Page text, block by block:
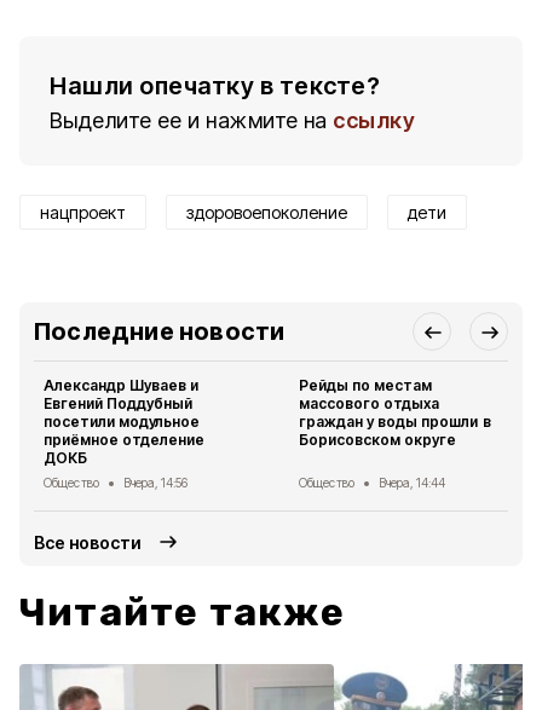
Нашли опечатку в тексте?
Выделите ее и нажмите на ссылку
нацпроект здоровоепоколение дети
Последние новости
Александр Шуваев и
Евгений Поддубный
посетили модульное
приёмное отделение
ДОКБ
Общество Вчера, 14:56
Рейды по местам
массового отдыха
граждан у воды прошли в
Борисовском округе
Общество Вчера, 14:44
Все новости
Читайте также